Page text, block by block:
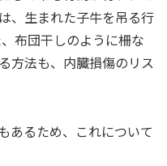
、生まれた子牛を吊る行
布団干しのように柵な
方法も、内臓損傷のリス
あるため、これについて